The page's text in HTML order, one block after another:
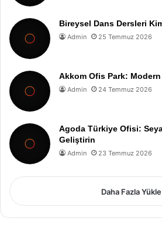
Bireysel Dans Dersleri
Admin 25 Temmuz 2026
Akkom Ofis Park: Modern
Admin 24 Temmuz 2026
Agoda Türkiye Ofisi:
Geliştirin
Admin 23 Temmuz 2026
Daha Fazla Yükle